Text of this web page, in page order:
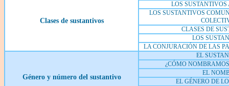
Clases de sustantivos
LOS SUSTANTIVOS
LOS SUSTANTIVOS
CLASES DE
LOS
LA CONJURACIÓN DE LAS
Género y número del sustantivo
EL
¿CÓMO
EL
EL GÉNERO DE